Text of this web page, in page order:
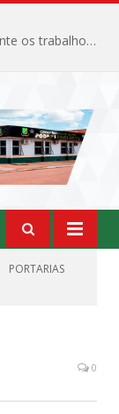
Câmara Municipal de Jacundá abre oficialmente os trabalhos legislativos de 2026
PORTARIAS
0